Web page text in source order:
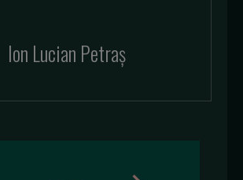
Ion Lucian Petraș